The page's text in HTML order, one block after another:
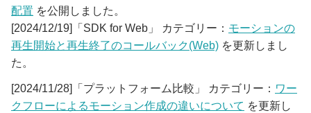
配置 を公開しました。
[2024/12/19]「SDK for Web」 カテゴリー： モーションの
再生開始と再生終了のコールバック(Web) を更新しまし
た。
[2024/11/28]「プラットフォーム比較」 カテゴリー： ワー
クフローによるモーション作成の違いについて を更新し